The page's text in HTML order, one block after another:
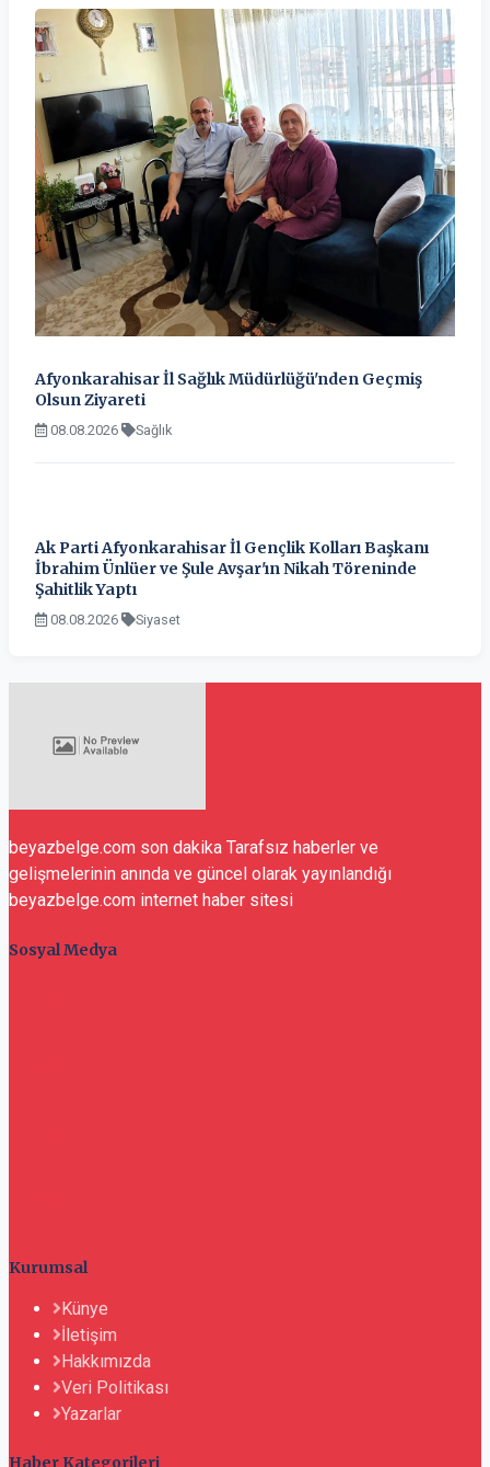
Afyonkarahisar İl Sağlık Müdürlüğü'nden Geçmiş
Olsun Ziyareti
08.08.2026 Sağlık
Ak Parti Afyonkarahisar İl Gençlik Kolları Başkanı
İbrahim Ünlüer ve Şule Avşar'ın Nikah Töreninde
Şahitlik Yaptı
08.08.2026 Siyaset
beyazbelge.com son dakika Tarafsız haberler ve
gelişmelerinin anında ve güncel olarak yayınlandığı
beyazbelge.com internet haber sitesi
Sosyal Medya
Kurumsal
Künye
İletişim
Hakkımızda
Veri Politikası
Yazarlar